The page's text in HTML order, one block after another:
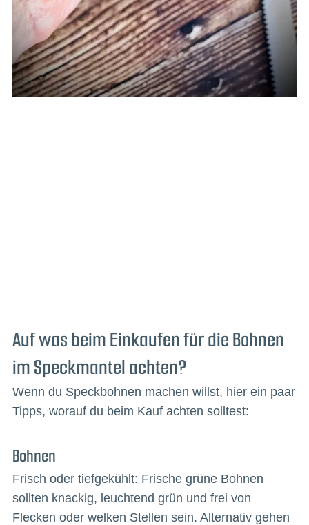
Auf was beim Einkaufen für die Bohnen
im Speckmantel achten?
Wenn du Speckbohnen machen willst, hier ein paar
Tipps, worauf du beim Kauf achten solltest:
Bohnen
Frisch oder tiefgekühlt: Frische grüne Bohnen
sollten knackig, leuchtend grün und frei von
Flecken oder welken Stellen sein. Alternativ gehen